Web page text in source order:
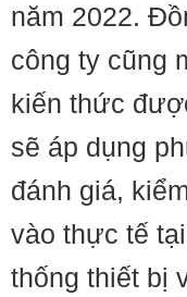
năm 2022.
công ty cũng
kiến thức
sẽ áp dụng
đánh giá,
vào thực tế
thống thiết bị